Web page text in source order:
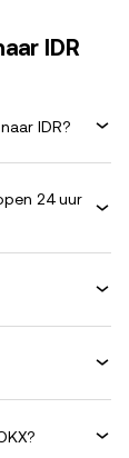
IDR
IDR?
24 uur